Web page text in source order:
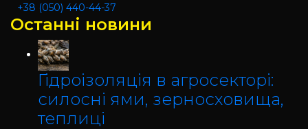
+38 (050) 440-44-37
Останні новини
Гідроізоляція в агросекторі:
силосні ями, зерносховища,
теплиці